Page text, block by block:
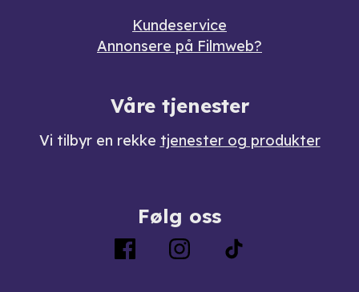
Kundeservice
Annonsere på Filmweb?
Våre tjenester
Vi tilbyr en rekke tjenester og produkter
Følg oss